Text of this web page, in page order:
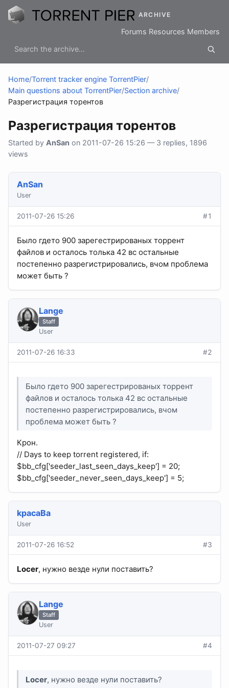
ARCHIVE
Forums Resources Members
Home/Torrent tracker engine TorrentPier/
Main questions about TorrentPier/Section archive/
Разрегистрация торентов
Разрегистрация торентов
Started by AnSan on 2011-07-26 15:26 — 3 replies, 1896
views
AnSan
User
2011-07-26 15:26 #1
Было гдето 900 зарегестрированых торрент
файлов и осталось толька 42 вс остальные
постепенно разрегистрировались, вчом проблема
может быть ?
Lange
Staff
User
2011-07-26 16:33 #2
Было гдето 900 зарегестрированых торрент
файлов и осталось толька 42 вс остальные
постепенно разрегистрировались, вчом
проблема может быть ?
Крон.
// Days to keep torrent registered, if:
$bb_cfg['seeder_last_seen_days_keep'] = 20;
$bb_cfg['seeder_never_seen_days_keep'] = 5;
kpacaBa
User
2011-07-26 16:52 #3
Locer, нужно везде нули поставить?
Lange
Staff
User
2011-07-27 09:27 #4
Locer, нужно везде нули поставить?